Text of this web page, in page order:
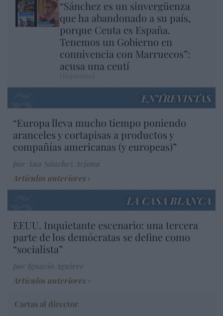
“Sánchez es un sinvergüenza
que ha abandonado a su país,
porque Ceuta es España.
Tenemos un Gobierno en
connivencia con Marruecos”:
acusa una ceutí
ENTREVISTAS
“Europa lleva mucho tiempo poniendo
aranceles y cortapisas a productos y
compañías americanas (y europeas)”
Artículos anteriores
LA CASA BLANCA
EEUU. Inquietante escenario: una tercera
parte de los demócratas se define como
“socialista”
Artículos anteriores
Cartas al director